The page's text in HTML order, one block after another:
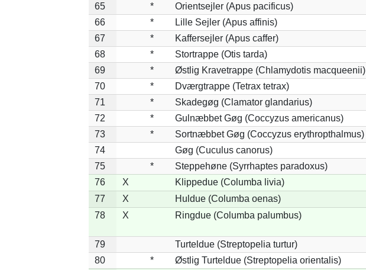
65
*
Orientsejler (Apus pacificus)
66
*
Lille Sejler (Apus affinis)
67
*
Kaffersejler (Apus caffer)
68
*
Stortrappe (Otis tarda)
69
*
Østlig Kravetrappe (Chlamydotis macqueenii)
70
*
Dværgtrappe (Tetrax tetrax)
71
*
Skadegøg (Clamator glandarius)
72
*
Gulnæbbet Gøg (Coccyzus americanus)
73
*
Sortnæbbet Gøg (Coccyzus erythropthalmus)
74
Gøg (Cuculus canorus)
75
*
Steppehøne (Syrrhaptes paradoxus)
76
X Klippedue (Columba livia)
77
X Huldue (Columba oenas)
78
X Ringdue (Columba palumbus)
79
Turteldue (Streptopelia turtur)
80
*
Østlig Turteldue (Streptopelia orientalis)